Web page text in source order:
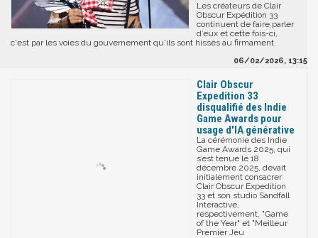
Les créateurs de Clair
Obscur Expédition 33
continuent de faire parler
d’eux et cette fois-ci,
c'est par les voies du gouvernement qu'ils sont hissés au firmament.
06/02/2026, 13:15
Clair Obscur
Expedition 33
disqualifié des Indie
Game Awards pour
usage d'IA générative
La cérémonie des Indie
Game Awards 2025, qui
s’est tenue le 18
décembre 2025, devait
initialement consacrer
Clair Obscur Expedition
33 et son studio Sandfall
Interactive,
respectivement, "Game
of the Year" et "Meilleur
Premier Jeu